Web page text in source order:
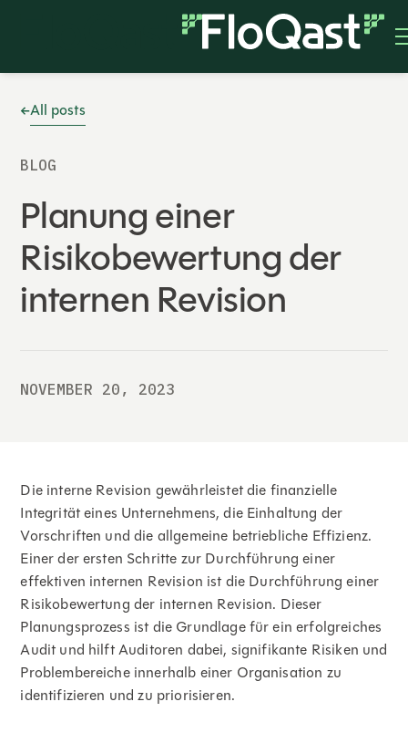
All posts
BLOG
Planung einer
Risikobewertung der
internen Revision
NOVEMBER 20, 2023
Die interne Revision gewährleistet die finanzielle
Integrität eines Unternehmens, die Einhaltung der
Vorschriften und die allgemeine betriebliche Effizienz.
Einer der ersten Schritte zur Durchführung einer
effektiven internen Revision ist die Durchführung einer
Risikobewertung der internen Revision. Dieser
Planungsprozess ist die Grundlage für ein erfolgreiches
Audit und hilft Auditoren dabei, signifikante Risiken und
Problembereiche innerhalb einer Organisation zu
identifizieren und zu priorisieren.